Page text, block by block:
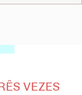
VEZES